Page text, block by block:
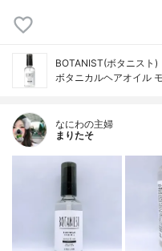
BOTANIST(ボタニスト)
ボタニカルヘアオイル
なにわの主婦
まりたそ